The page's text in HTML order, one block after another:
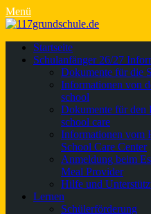
Menü
Primäres
Menü
Zum
Inhalt
Startseite
Schulanfänger 26/27
Dokumente für die
Informationen von
school
Dokumente für den
school care
Informationen vom
School Care Center
Anmeldung beim
Meal Provider
Hilfe und
Lernen
Schülerförderung